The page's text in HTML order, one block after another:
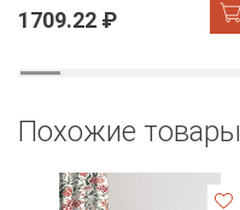
1709.22 ₽
Похожие товары